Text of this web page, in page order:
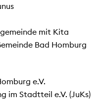
mit Kita
Bad Homburg
e.V.
im Stadtteil e.V. (JuKs)